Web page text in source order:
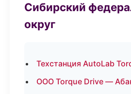
Сибирский
округ
Техстанция AutoLab
ООО Torque Drive —